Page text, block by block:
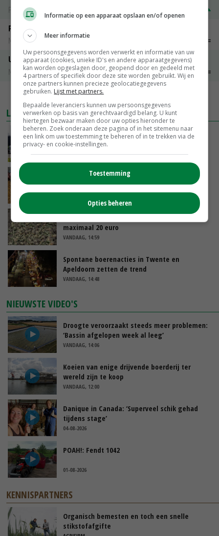
PotatoNL
Peen
Noteringen
Uien Middenmeer Geel 30-60% grof
Noteringen
€ 0,00~ € 0,00
MEER MARKTPRIJZEN
LAATSTE NIEUWS
Gemiddelde Europese melkprijs daalt licht in
juni
VANDAAG, 17:04
Frans onderzoekcentrum bestrijkt hele
varkensvleesketen
Emmeloord noteert eerste zaaiuien op
maximaal 20 euro
VANDAAG, 14:59
Spontane boerenacties in Twente en
Apeldoorn zetten de trend
VANDAAG, 14:48
NIEUWSTE VIDEO'S
Droogte veroorzaakt steeds meer problemen:
‘Bassin afgelopen week al leeg’
VANDAAG, 14:06
Koeien van enige drijvende boerderij ter
wereld zijn te koop
VANDAAG, 12:00
Danique in Canada: ‘Superveel schik gehad
tijdens stage’
04-08-2026
POAH!: Fendt 1042
01-08-2026
KENNISPARTNERS
Organisch bemesten en toch een snelle
stikstofafgifte
Informatie op een apparaat opslaan en/of openen
Meer informatie
Uw persoonsgegevens worden verwerkt en informatie van uw
apparaat (cookies, unieke ID's en andere apparaatgegevens)
kan worden opgeslagen door, geopend door en gedeeld met
4 partners of specifiek door deze site worden gebruikt. Wij en
onze partners kunnen precieze geolocatiegegevens
gebruiken. Lijst met partners.
Bepaalde leveranciers kunnen uw persoonsgegevens
verwerken op basis van gerechtvaardigd belang. U kunt
hiertegen bezwaar maken door uw opties hieronder te
beheren. Zoek onderaan deze pagina of in het sitemenu naar
een link om uw toestemming te beheren of in te trekken via de
privacy- en cookie-instellingen.
Toestemming
Opties beheren